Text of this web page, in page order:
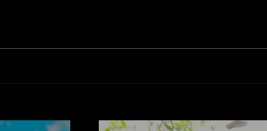
corazón y espíritu.